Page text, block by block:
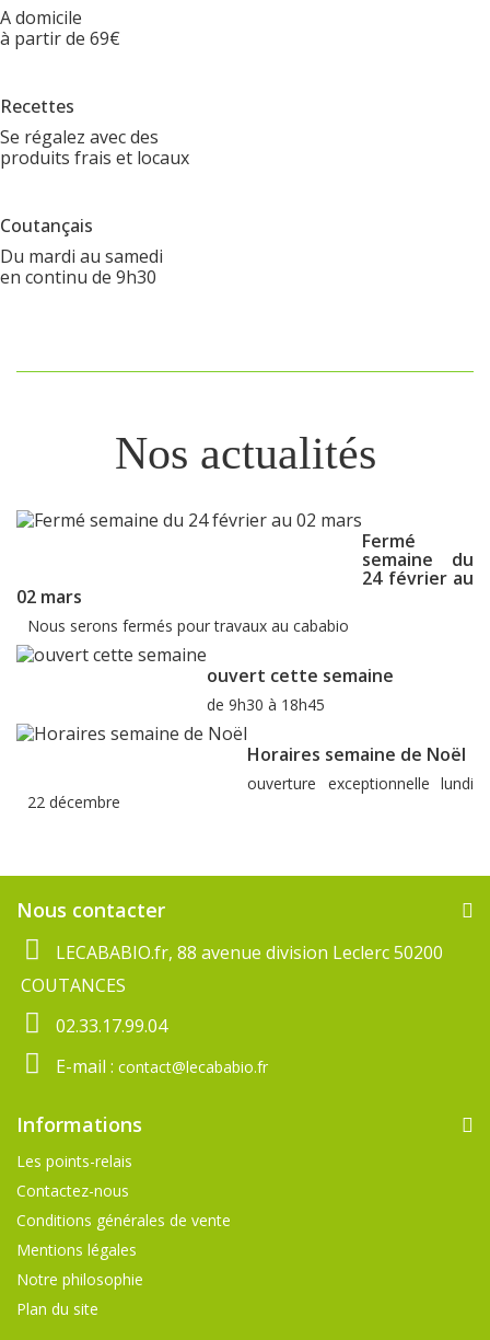
A domicile
à partir de 69€
Recettes
Se régalez avec des
produits frais et locaux
Coutançais
Du mardi au samedi
en continu de 9h30
Nos actualités
Fermé
semaine du
24 février au
02 mars
Nous serons fermés pour travaux au cababio
ouvert cette semaine
de 9h30 à 18h45
Horaires semaine de Noël
ouverture exceptionnelle lundi
22 décembre
Nous contacter
LECABABIO.fr, 88 avenue division Leclerc 50200
COUTANCES
02.33.17.99.04
E-mail : contact@lecababio.fr
Informations
Les points-relais
Contactez-nous
Conditions générales de vente
Mentions légales
Notre philosophie
Plan du site